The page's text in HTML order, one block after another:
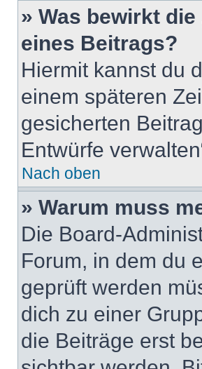
» Was bewirkt
eines Beitrags?
Hiermit kannst du
einem späteren
gesicherten
Entwürfe
Nach oben
» Warum muss
Die Board-
Forum, in dem du
geprüft werden
dich zu einer
die Beiträge erst